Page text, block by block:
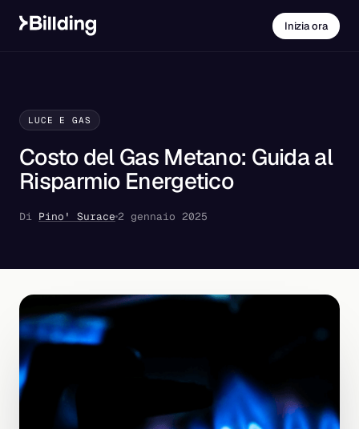
Inizia ora
LUCE E GAS
Costo del Gas Metano: Guida al
Risparmio Energetico
Di Pino' Surace 2 gennaio 2025